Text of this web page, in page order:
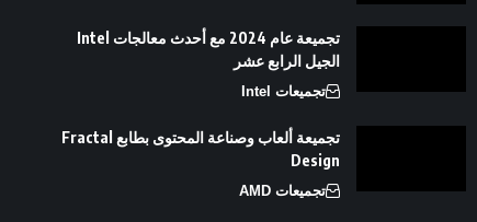
تجميعة عام 2024 مع أحدث معالجات Intel
الجيل الرابع عشر
تجميعات Intel
تجميعة ألعاب وصناعة المحتوى بطابع Fractal
Design
تجميعات AMD